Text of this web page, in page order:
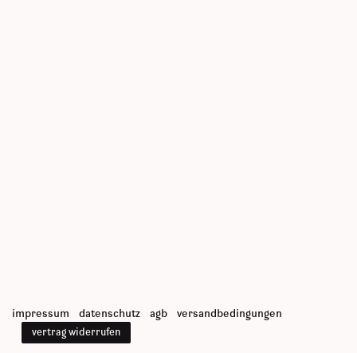
impressum datenschutz agb versandbedingungen
vertrag widerrufen